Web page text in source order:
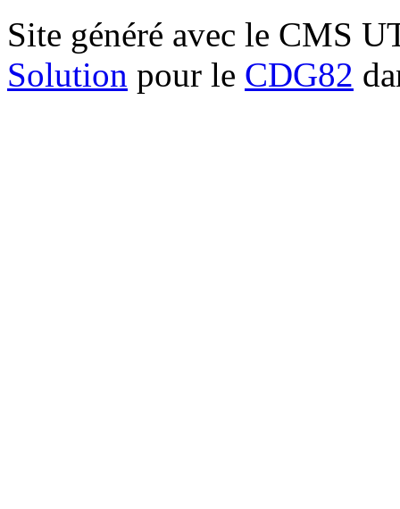
Site généré avec le CMS
Solution pour le CDG82